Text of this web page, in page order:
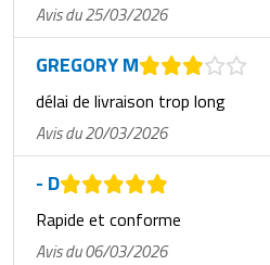
Avis du 25/03/2026
GREGORY M
délai de livraison trop long
Avis du 20/03/2026
- D
Rapide et conforme
Avis du 06/03/2026